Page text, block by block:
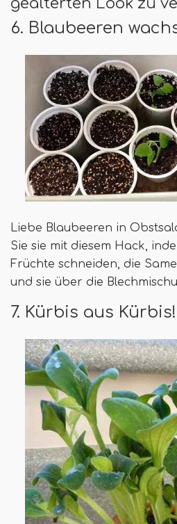
gealterten Look zu
6. Blaubeeren
Liebe Blaubeeren in
Sie sie mit diesem Hack,
Früchte schneiden, die
und sie über die
7. Kürbis aus Kürbis!